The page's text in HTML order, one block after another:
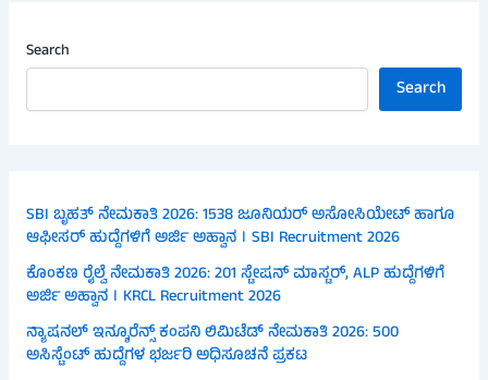
Search
Search
SBI ಬೃಹತ್ ನೇಮಕಾತಿ 2026: 1538 ಜೂನಿಯರ್ ಅಸೋಸಿಯೇಟ್ ಹಾಗೂ
ಆಫೀಸರ್ ಹುದ್ದೆಗಳಿಗೆ ಅರ್ಜಿ ಅಹ್ವಾನ । SBI Recruitment 2026
ಕೊಂಕಣ ರೈಲ್ವೆ ನೇಮಕಾತಿ 2026: 201 ಸ್ಟೇಷನ್ ಮಾಸ್ಟರ್, ALP ಹುದ್ದೆಗಳಿಗೆ
ಅರ್ಜಿ ಅಹ್ವಾನ । KRCL Recruitment 2026
ನ್ಯಾಷನಲ್ ಇನ್ಶೂರೆನ್ಸ್ ಕಂಪನಿ ಲಿಮಿಟೆಡ್ ನೇಮಕಾತಿ 2026: 500
ಅಸಿಸ್ಟೆಂಟ್ ಹುದ್ದೆಗಳ ಭರ್ಜರಿ ಅಧಿಸೂಚನೆ ಪ್ರಕಟ